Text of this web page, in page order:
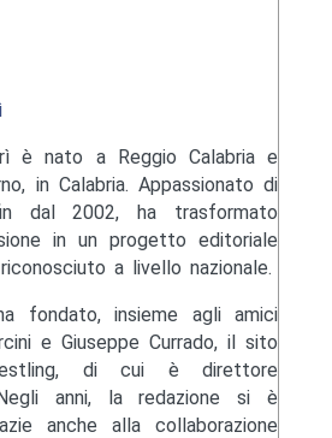
è nato a Reggio Calabria e
in Calabria. Appassionato di
dal 2002, ha trasformato
in un progetto editoriale
a livello nazionale.
fondato, insieme agli amici
e Giuseppe Currado, il sito
di cui è direttore
anni, la redazione si è
anche alla collaborazione